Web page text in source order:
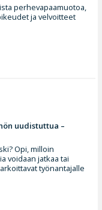
perhevapaamuotoa,
ja velvoitteet
uudistuttua –
Opi, milloin
voidaan jatkaa tai
työnantajalle